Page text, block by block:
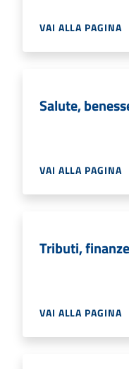
VAI ALLA PAGINA
Salute,
VAI ALLA PAGINA
Tributi,
VAI ALLA PAGINA